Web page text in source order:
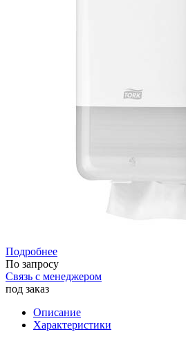
Подробнее
По запросу
Связь с менеджером
под заказ
Описание
Характеристики